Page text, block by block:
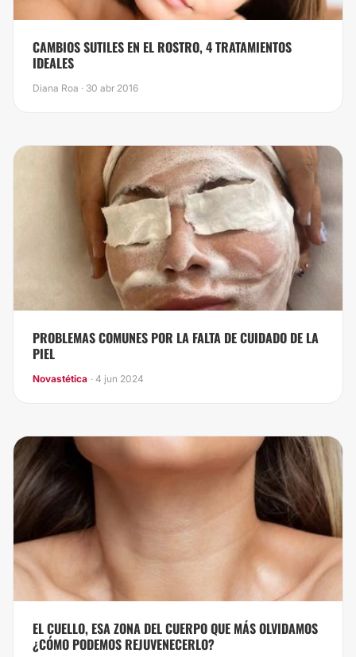
CAMBIOS SUTILES EN EL ROSTRO, 4 TRATAMIENTOS
IDEALES
Diana Roa · 30 abr 2016
PROBLEMAS COMUNES POR LA FALTA DE CUIDADO DE LA
PIEL
Novastética · 4 jun 2024
EL CUELLO, ESA ZONA DEL CUERPO QUE MÁS OLVIDAMOS
¿CÓMO PODEMOS REJUVENECERLO?